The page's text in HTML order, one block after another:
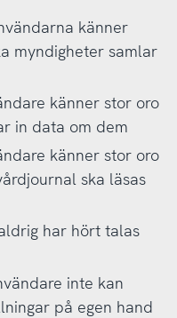
känner
myndigheter samlar
känner stor oro
in data om dem
känner stor oro
ska läsas
har hört talas
inte kan
på egen hand